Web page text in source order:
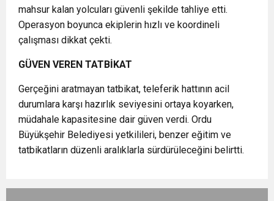
mahsur kalan yolcuları güvenli şekilde tahliye etti.
Operasyon boyunca ekiplerin hızlı ve koordineli
çalışması dikkat çekti.
GÜVEN VEREN TATBİKAT
Gerçeğini aratmayan tatbikat, teleferik hattının acil
durumlara karşı hazırlık seviyesini ortaya koyarken,
müdahale kapasitesine dair güven verdi. Ordu
Büyükşehir Belediyesi yetkilileri, benzer eğitim ve
tatbikatların düzenli aralıklarla sürdürüleceğini belirtti.